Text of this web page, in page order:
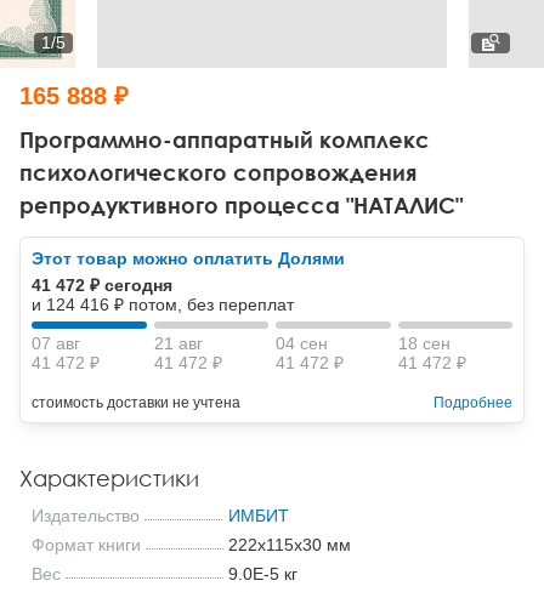
Тревожные расстройства, панические атаки
Психодрама
Другие направления психотерапии
Классический, эриксоновский гипноз и НЛП
НЛП
Психология труда и эргономика
Социальная психология
Социальная и организационная психология
Классический и юнгианский психоанализ
Программно-аппаратный комплекс
психологического сопровождения
репродуктивного процесса "НАТАЛИС"
1/5
165 888 ₽
Этот товар можно оплатить Долями
41 472 ₽ сегодня
и 124 416 ₽ потом, без переплат
07 авг
41 472 ₽
21 авг
41 472 ₽
04 сен
41 472 ₽
18 сен
41 472 ₽
стоимость доставки не учтена Подробнее
Характеристики
Издательство
ИМБИТ
Формат книги
222x115x30 мм
Вес
9.0E-5 кг